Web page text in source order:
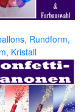
Rundform,
Kristall